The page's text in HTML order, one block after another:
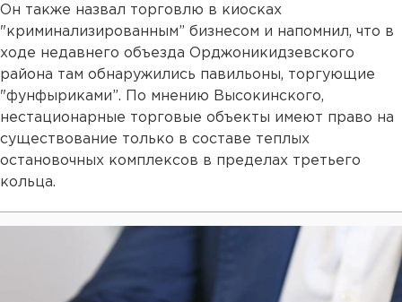
Он также назвал торговлю в киосках
"криминализированным” бизнесом и напомнил, что в
ходе недавнего объезда Орджоникидзевского
района там обнаружились павильоны, торгующие
"фунфыриками”. По мнению Высокинского,
нестационарные торговые объекты имеют право на
существование только в составе теплых
остановочных комплексов в пределах третьего
кольца.